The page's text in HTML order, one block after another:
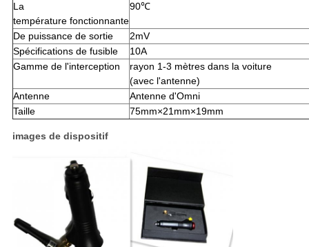
La
température fonctionnante
90℃
De puissance de sortie
2mV
Spécifications de fusible
10A
Gamme de l'interception
rayon 1-3 mètres dans la voiture
(avec l'antenne)
Antenne
Antenne d'Omni
Taille
75mm×21mm×19mm
images de dispositif